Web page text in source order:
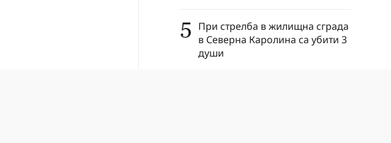
5 При стрелба в жилищна сграда
в Северна Каролина са убити 3
души